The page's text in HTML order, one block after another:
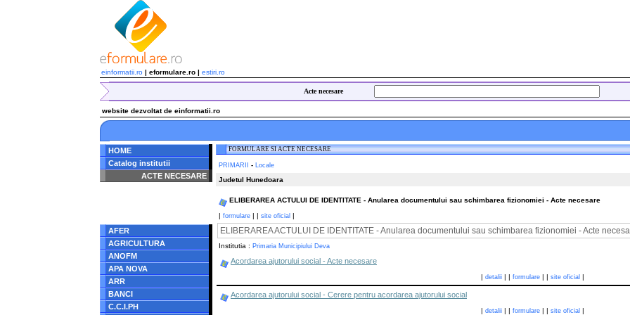
einformatii.ro | eformulare.ro | estiri.ro
Acte necesare
website dezvoltat de einformatii.ro
HOME
Catalog institutii
ACTE NECESARE
/home/eformulare.ro/public_html/navigare/stanga.php
AFER
AGRICULTURA
ANOFM
APA NOVA
ARR
BANCI
C.C.I.PH
FORMULARE SI ACTE NECESARE
PRIMARII - Locale
Judetul Hunedoara
ELIBERAREA ACTULUI DE IDENTITATE - Anularea documentului sau schimbarea fizionomiei - Acte necesare
| formulare | | site oficial |
ELIBERAREA ACTULUI DE IDENTITATE - Anularea documentului sau schimbarea fizionomiei - Acte
Institutia : Primaria Municipiului Deva
Acordarea ajutorului social - Acte necesare
| detalii| | formulare| | site oficial|
Acordarea ajutorului social - Cerere pentru acordarea ajutorului social
| detalii| | formulare| | site oficial|